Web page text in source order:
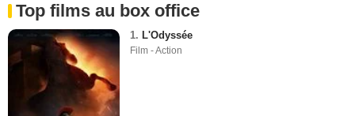
Top films au box office
1. L'Odyssée
Film - Action